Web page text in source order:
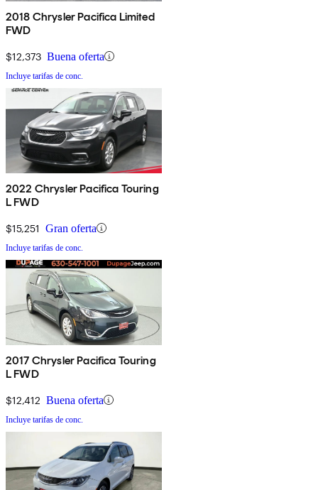
2018 Chrysler Pacifica Limited
FWD
$12,373 Buena oferta
Incluye tarifas de conc.
2022 Chrysler Pacifica Touring
L FWD
$15,251 Gran oferta
Incluye tarifas de conc.
2017 Chrysler Pacifica Touring
L FWD
$12,412 Buena oferta
Incluye tarifas de conc.